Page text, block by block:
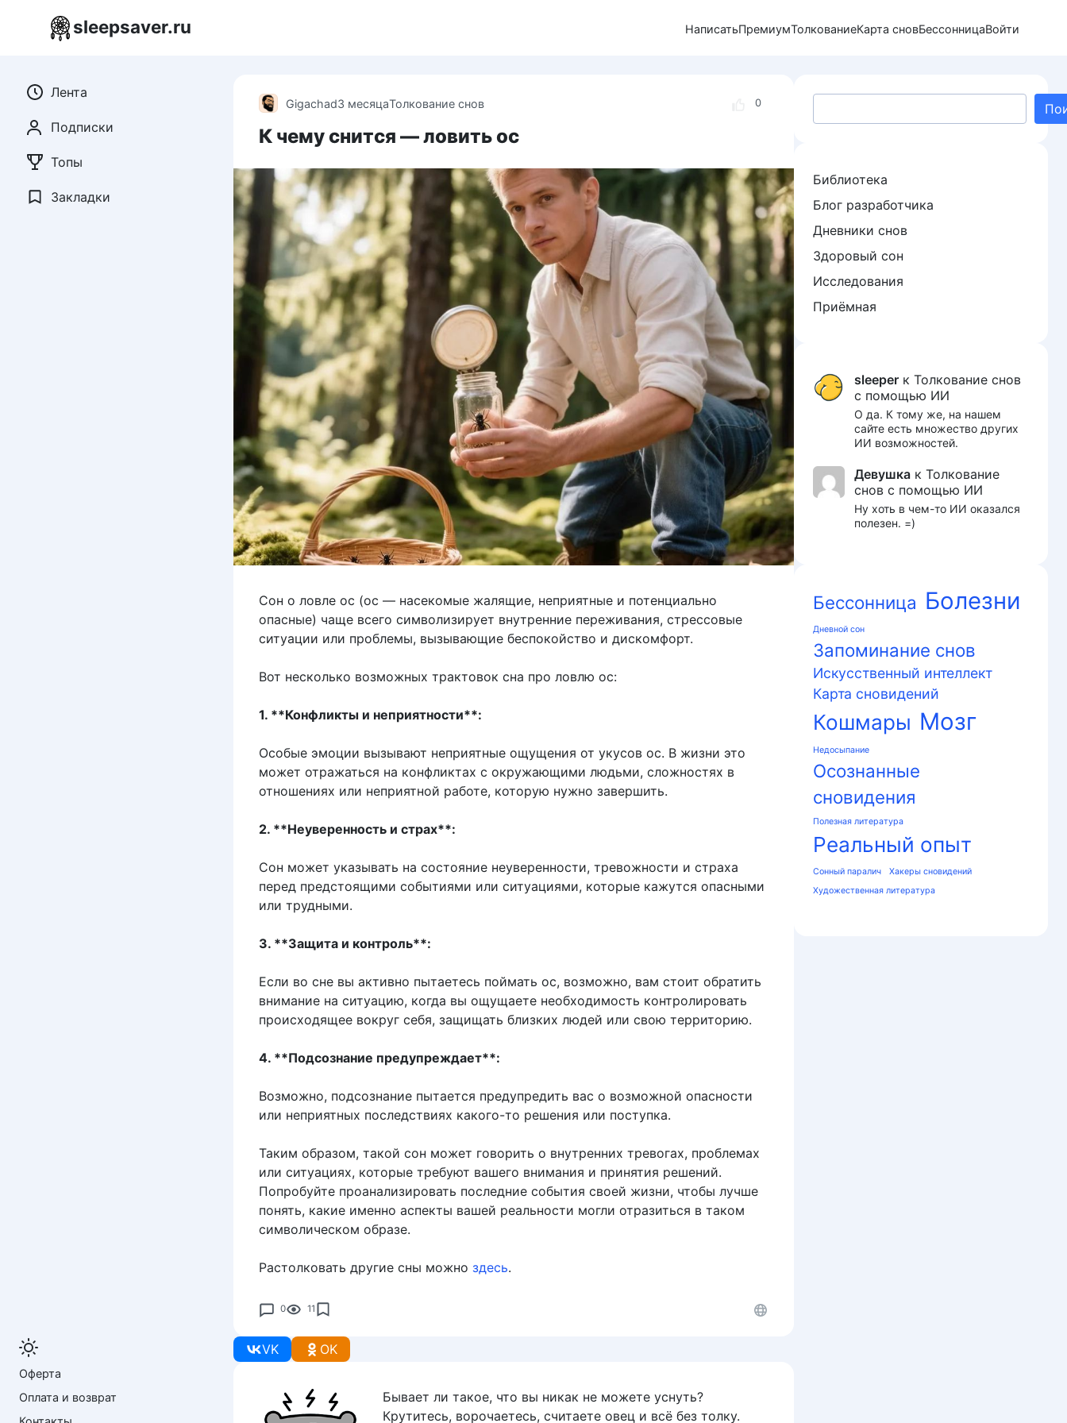
sleepsaver.ru НаписатьПремиумТолкованиеКарта сновБессонницаВойти
0
Gigachad3 месяцаТолкование снов
К чему снится — ловить ос
Сон о ловле ос (ос — насекомые жалящие, неприятные и потенциально
опасные) чаще всего символизирует внутренние переживания, стрессовые
ситуации или проблемы, вызывающие беспокойство и дискомфорт.
Вот несколько возможных трактовок сна про ловлю ос:
1. **Конфликты и неприятности**:
Особые эмоции вызывают неприятные ощущения от укусов ос. В жизни это
может отражаться на конфликтах с окружающими людьми, сложностях в
отношениях или неприятной работе, которую нужно завершить.
2. **Неуверенность и страх**:
Сон может указывать на состояние неуверенности, тревожности и страха
перед предстоящими событиями или ситуациями, которые кажутся опасными
или трудными.
3. **Защита и контроль**:
Если во сне вы активно пытаетесь поймать ос, возможно, вам стоит обратить
внимание на ситуацию, когда вы ощущаете необходимость контролировать
происходящее вокруг себя, защищать близких людей или свою территорию.
4. **Подсознание предупреждает**:
Возможно, подсознание пытается предупредить вас о возможной опасности
или неприятных последствиях какого-то решения или поступка.
Таким образом, такой сон может говорить о внутренних тревогах, проблемах
или ситуациях, которые требуют вашего внимания и принятия решений.
Попробуйте проанализировать последние события своей жизни, чтобы лучше
понять, какие именно аспекты вашей реальности могли отразиться в таком
символическом образе.
Растолковать другие сны можно здесь.
0 11
VK OK
Бывает ли такое, что вы никак не можете уснуть?
Крутитесь, ворочаетесь, считаете овец и всё без толку.
Лента
Подписки
Топы
Закладки
Оферта
Оплата и возврат
Библиотека
Блог разработчика
Дневники снов
Здоровый сон
Исследования
Приёмная
sleeper к Толкование снов
с помощью ИИ
О да. К тому же, на нашем
сайте есть множество других
ИИ возможностей.
Девушка к Толкование
снов с помощью ИИ
Ну хоть в чем-то ИИ оказался
полезен. =)
Бессонница Болезни
Дневной сон
Запоминание снов
Искусственный интеллект
Карта сновидений
Кошмары Мозг
Недосыпание
Осознанные
сновидения
Полезная литература
Реальный опыт
Сонный паралич
Хакеры сновидений
Художественная литература